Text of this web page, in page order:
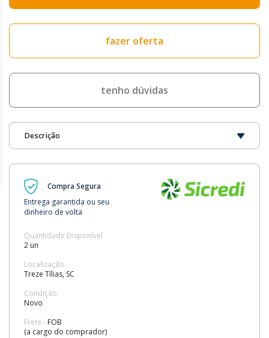
fazer oferta
tenho dúvidas
Descrição
Compra Segura
Entrega garantida ou seu
dinheiro de volta
Quantidade Disponível
2 un
Localização
Treze Tílias, SC
Condição
Novo
Frete - FOB
(a cargo do comprador)